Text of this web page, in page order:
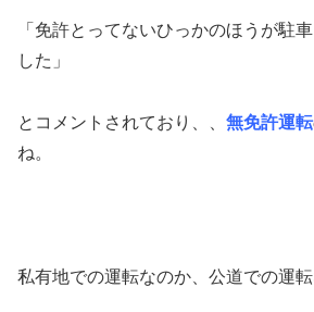
「免許とってないひっかのほうが駐
した」
とコメントされており、、 無免許運転
ね。
私有地での運転なのか、公道での運転